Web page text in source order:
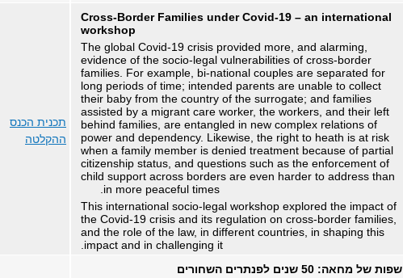
Cross-Border Families under Covid-19 – an international
workshop
The global Covid-19 crisis provided more, and alarming,
evidence of the socio-legal vulnerabilities of cross-border
families. For example, bi-national couples are separated for
long periods of time; intended parents are unable to collect
their baby from the country of the surrogate; and families
assisted by a migrant care worker, the workers, and their left
behind families, are entangled in new complex relations of
power and dependency. Likewise, the right to heath is at risk
when a family member is denied treatment because of partial
citizenship status, and questions such as the enforcement of
child support across borders are even harder to address than
in more peaceful times.
This international socio-legal workshop explored the impact of
the Covid-19 crisis and its regulation on cross-border families,
and the role of the law, in different countries, in shaping this
impact and in challenging it.
תכנית הכנס
ההקלטה
שפות של מחאה: 50 שנים לפנתרים השחורים